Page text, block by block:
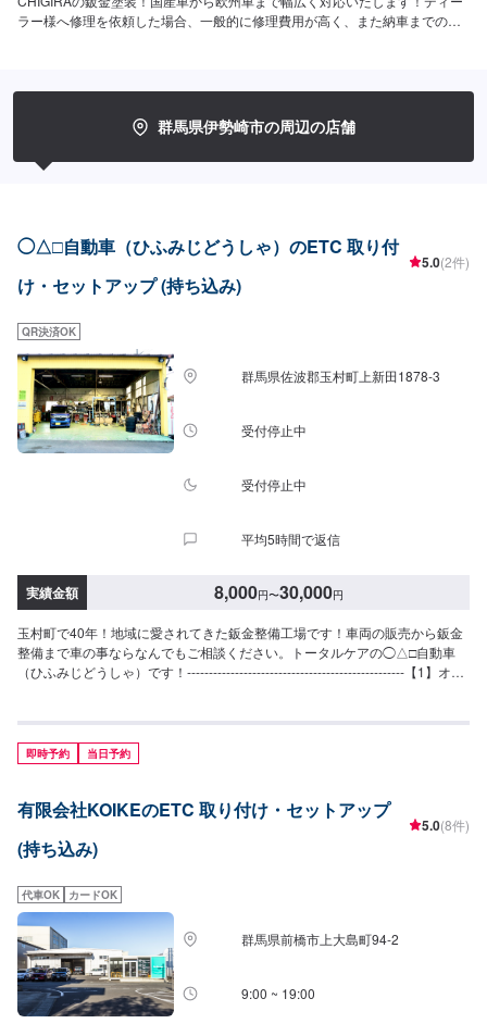
ラー様へ修理を依頼した場合、一般的に修理費用が高く、また納車までの時
ショナルです。大切なお車はぜひ、カーリペアCHIGIRAにおまかせくださ
い！--------------------------------------------------【1】オファーにてお問い合わせ
次第納車□納期について□通常1~2日程度で納車いたします。車種や状態によ
ります。予め、ご了承ください。□パーツ持ち込みについて□パーツの持ち込
み可能です。オファーの際に持ち込みパーツの詳細をご入力ください。【定
休日・営業時間】定休日：祝日営業時間：9:00~19:00
群馬県伊勢崎市の周辺の店舗
◯△□自動車（ひふみじどうしゃ）のETC 取り付
け・セットアップ (持ち込み)
5.0(2件)
QR決済OK
群馬県佐波郡玉村町上新田1878-3
受付停止中
受付停止中
平均5時間で返信
実績金額 8,000円〜30,000円
玉村町で40年！地域に愛されてきた鈑金整備工場です！車両の販売から鈑金
整備まで車の事ならなんでもご相談ください。トータルケアの◯△□自動車
（ひふみじどうしゃ）です！--------------------------------------------------【1】オフ
たします。車種や状態により納期が前後する場合がございます。予め、ご了
承ください。【定休日・営業時間】定休日：日曜日、祝日営業時間：
9:00~18:00
即時予約 当日予約
有限会社KOIKEのETC 取り付け・セットアップ
(持ち込み)
5.0(8件)
代車OK カードOK
群馬県前橋市上大島町94-2
9:00 ~ 19:00